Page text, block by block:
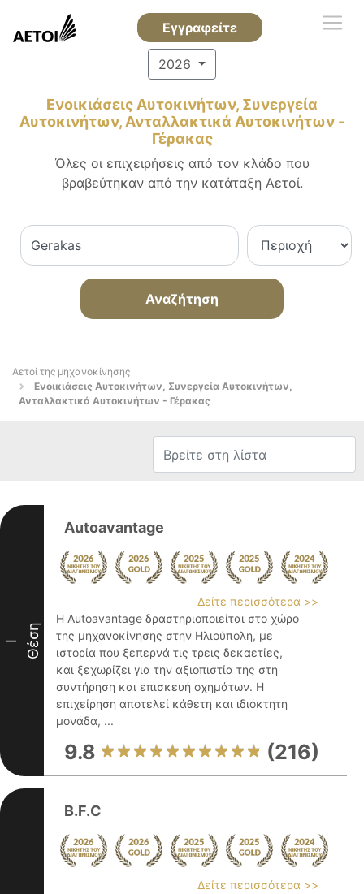
Εγγραφείτε
2026
Ενοικιάσεις Αυτοκινήτων, Συνεργεία
Αυτοκινήτων, Ανταλλακτικά Αυτοκινήτων -
Γέρακας
Όλες οι επιχειρήσεις από τον κλάδο που
βραβεύτηκαν από την κατάταξη Αετοί.
Αναζήτηση
Αετοί της μηχανοκίνησης
Ενοικιάσεις Αυτοκινήτων, Συνεργεία Αυτοκινήτων,
Ανταλλακτικά Αυτοκινήτων - Γέρακας
I Θέση
Autoavantage
Δείτε περισσότερα >>
Η Autoavantage δραστηριοποιείται στο χώρο
της μηχανοκίνησης στην Ηλιούπολη, με
ιστορία που ξεπερνά τις τρεις δεκαετίες,
και ξεχωρίζει για την αξιοπιστία της στη
συντήρηση και επισκευή οχημάτων. Η
επιχείρηση αποτελεί κάθετη και ιδιόκτητη
μονάδα, ...
9.8 (216)
B.F.C
Δείτε περισσότερα >>